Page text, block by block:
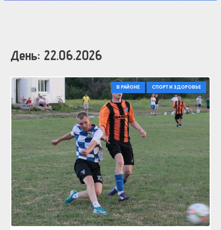
День: 22.06.2026
В РАЙОНЕ СПОРТ И ЗДОРОВЬЕ